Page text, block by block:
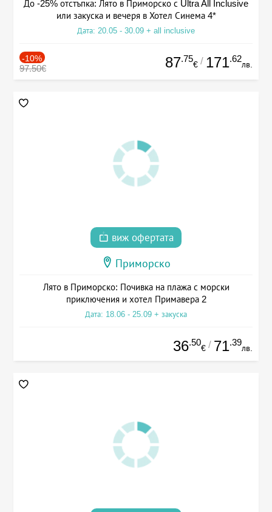
До -25% отстъпка: Лято в Приморско с Ultra All Inclusive
или закуска и вечеря в Хотел Синема 4*
Дата: 20.05 - 30.09 + all inclusive
-10%
97.50€ 87.75
€ / 171.62
лв.
виж офертата
Приморско
Лято в Приморско: Почивка на плажа с морски
приключения и хотел Примавера 2
Дата: 18.06 - 25.09 + закуска
36.50
€ / 71.39
лв.